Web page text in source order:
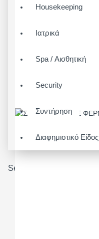
Housekeeping
Ιατρικά
Spa / Αισθητική
Security
Συντήρηση
Διαφημιστικό Είδος
Search